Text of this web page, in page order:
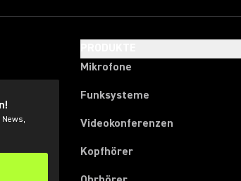
Mikrofone
Funksysteme
Videokonferenzen
Kopfhörer